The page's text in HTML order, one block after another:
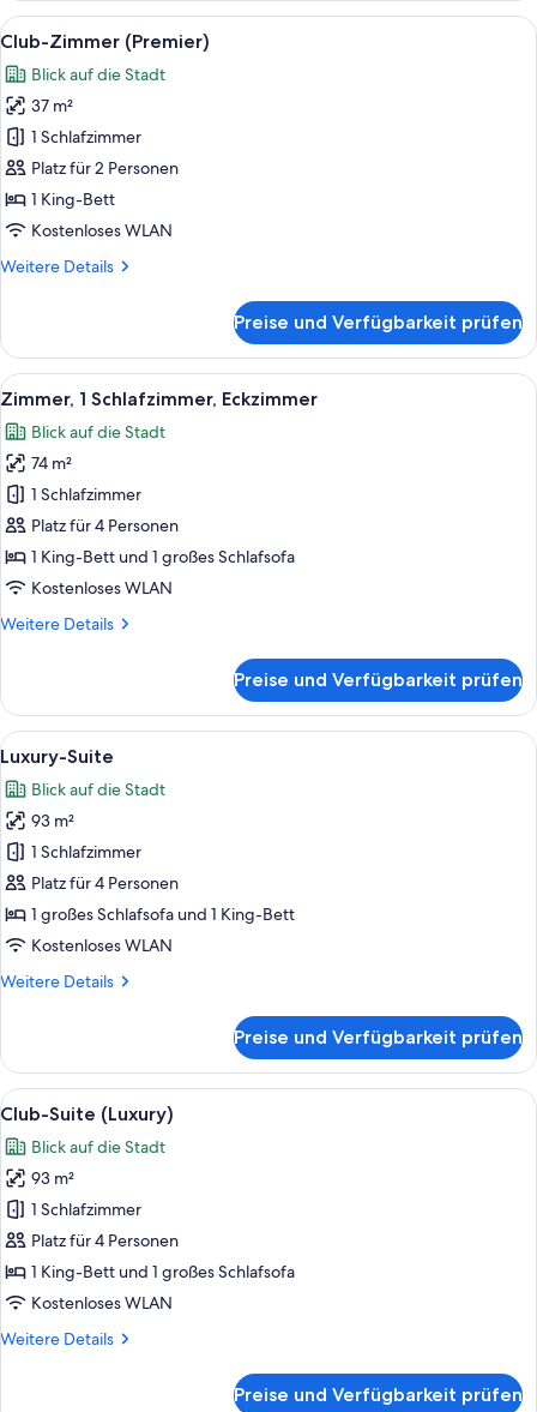
Schlafzimmer
Alle
Fotos
für
Club-
Zimmer
(Premier)
anzeigen
Ein Hotelzimmer mit einem großen
11
Club-Zimmer (Premier)
Blick auf die Stadt
37 m²
1 Schlafzimmer
Platz für 2 Personen
1 King-Bett
Kostenloses WLAN
Weitere Details
Weitere
Zimmer
(Premier)
Preise und Verfügbarkeit prüfen
Alle
Fotos
für
Zimmer,
Schlafzimmer,
Eckzimmer
anzeigen
Ein Zimmer mit Sofa, Sesseln,
9
Zimmer, 1 Schlafzimmer, Eckzimmer
Blick auf die Stadt
74 m²
1 Schlafzimmer
Platz für 4 Personen
1 King-Bett und 1 großes Schlafsofa
Kostenloses WLAN
Weitere Details
Weitere
1
Schlafzimmer,
Eckzimmer
Preise und Verfügbarkeit prüfen
Alle
Fotos
für
Luxury-
Suite
anzeigen
Ein stilvoll eingerichtetes
8
Luxury-Suite
Blick auf die Stadt
93 m²
1 Schlafzimmer
Platz für 4 Personen
1 großes Schlafsofa und 1 King-Bett
Kostenloses WLAN
Weitere Details
Weitere
Suite
Preise und Verfügbarkeit prüfen
Alle
Fotos
für
Club-
Suite
(Luxury)
anzeigen
Ein stilvoll eingerichtetes
13
Club-Suite (Luxury)
Blick auf die Stadt
93 m²
1 Schlafzimmer
Platz für 4 Personen
1 King-Bett und 1 großes Schlafsofa
Kostenloses WLAN
Weitere Details
Weitere
Preise und Verfügbarkeit prüfen